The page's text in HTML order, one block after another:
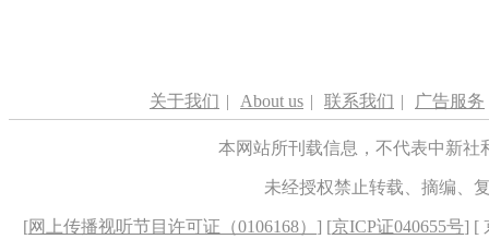
关于我们 | About us | 联系我们 | 广告服务
本网站所刊载信息，不代表中新
未经授权禁止转载、摘编、
[网上传播视听节目许可证（0106168） ] [京ICP证040655号] [